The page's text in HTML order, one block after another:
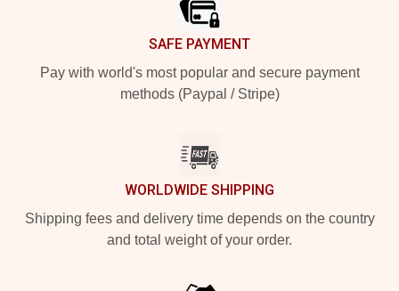
SAFE PAYMENT
Pay with world's most popular and secure payment
methods (Paypal / Stripe)
WORLDWIDE SHIPPING
Shipping fees and delivery time depends on the country
and total weight of your order.